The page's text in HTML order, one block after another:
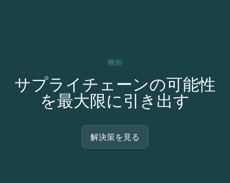
機能
サプライチェーンの可能性
を最大限に引き出す
解決策を見る